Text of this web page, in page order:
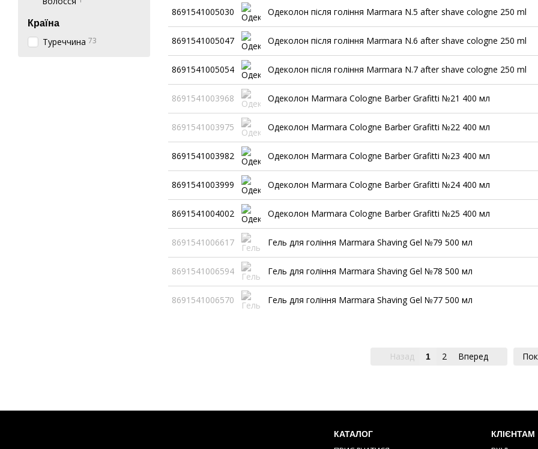
8691541005030 Одеколон після гоління Marmara N.5 after shave cologne 250 ml
8691541005047 Одеколон після гоління Marmara N.6 after shave cologne 250 ml
8691541005054 Одеколон після гоління Marmara N.7 after shave cologne 250 ml
8691541003968 Одеколон Marmara Cologne Barber Grafitti №21 400 мл
8691541003975 Одеколон Marmara Cologne Barber Grafitti №22 400 мл
8691541003982 Одеколон Marmara Cologne Barber Grafitti №23 400 мл
8691541003999 Одеколон Marmara Cologne Barber Grafitti №24 400 мл
8691541004002 Одеколон Marmara Cologne Barber Grafitti №25 400 мл
8691541006617 Гель для гоління Marmara Shaving Gel №79 500 мл
8691541006594 Гель для гоління Marmara Shaving Gel №78 500 мл
8691541006570 Гель для гоління Marmara Shaving Gel №77 500 мл
Назад 1 2 Вперед
Країна
Туреччина 73
КАТАЛОГ КЛІЄНТАМ